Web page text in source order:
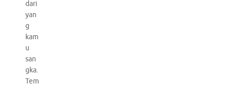
dari
yan
g
kam
u
san
gka.
Tem